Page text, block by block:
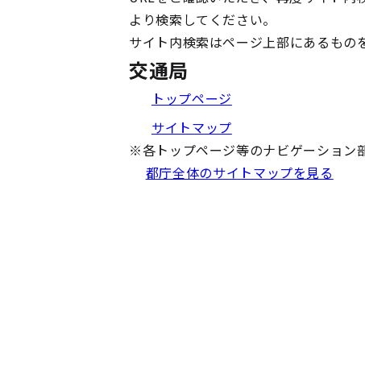
より検索してください。
サイト内検索はページ上部にあるもの
交通局
トップページ
サイトマップ
※各トップページ等のナビゲーション
都庁全体のサイトマップを見る